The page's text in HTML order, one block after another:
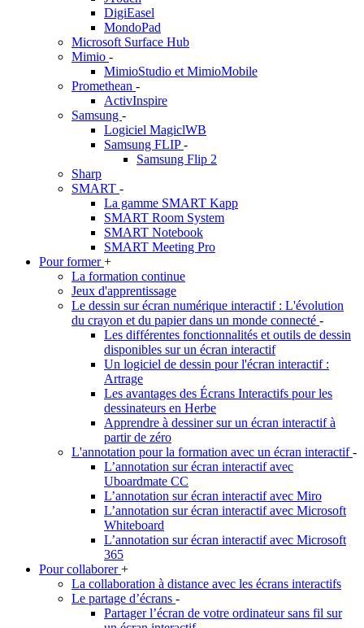
DigiEasel
MondoPad
Microsoft Surface Hub
Mimio -
MimioStudio et MimioMobile
Promethean -
ActivInspire
Samsung -
Logiciel MagiclWB
Samsung FLIP-
Samsung Flip 2
Sharp
SMART -
La gamme SMART Kapp
SMART Room System
SMART Notebook
SMART Meeting Pro
Pour former+
La formation continue
Jeux d'apprentissage
Le dessin sur écran numérique interactif : L'évolution
du crayon et du papier dans un monde connecté -
Les différentes fonctionnalités et outils de dessin
disponibles sur un écran interactif
Un logiciel de dessin pour l'écran interactif :
Artrage
Les avantages des Écrans Interactifs pour les
dessinateurs en Herbe
Apprendre à dessiner sur un écran interactif à
partir de zéro
L'annotation pour la formation avec un écran interactif-
L’annotation sur écran interactif avec
Uboardmate CC
L’annotation sur écran interactif avec Miro
L’annotation sur écran interactif avec Microsoft
Whiteboard
L’annotation sur écran interactif avec Microsoft
365
Pour collaborer+
La collaboration à distance avec les écrans interactifs
Le partage d’écrans -
Partager l’écran de votre ordinateur sans fil sur